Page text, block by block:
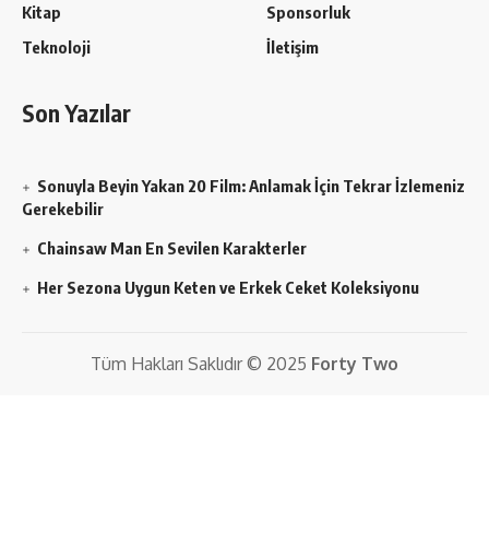
Kitap
Teknoloji
Sponsorluk
İletişim
Son Yazılar
Sonuyla Beyin Yakan 20 Film: Anlamak İçin Tekrar İzlemeniz
Gerekebilir
Chainsaw Man En Sevilen Karakterler
Her Sezona Uygun Keten ve Erkek Ceket Koleksiyonu
Tüm Hakları Saklıdır © 2025 Forty Two